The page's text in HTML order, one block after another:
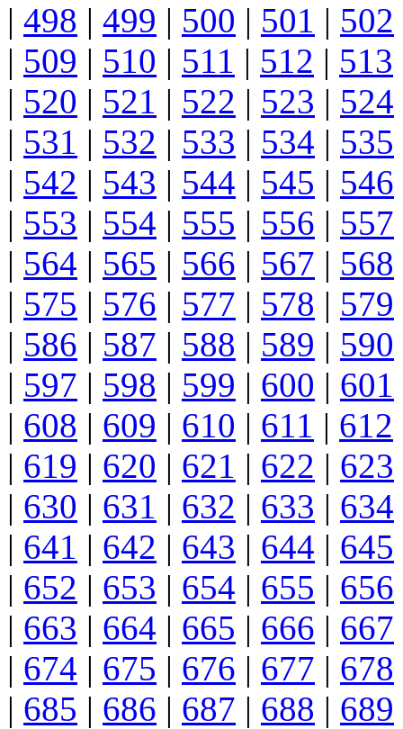
| 498 | 499 | 500 | 501 | 502
| 509 | 510 | 511 | 512 | 513
| 520 | 521 | 522 | 523 | 524
| 531 | 532 | 533 | 534 | 535
| 542 | 543 | 544 | 545 | 546
| 553 | 554 | 555 | 556 | 557
| 564 | 565 | 566 | 567 | 568
| 575 | 576 | 577 | 578 | 579
| 586 | 587 | 588 | 589 | 590
| 597 | 598 | 599 | 600 | 601
| 608 | 609 | 610 | 611 | 612
| 619 | 620 | 621 | 622 | 623
| 630 | 631 | 632 | 633 | 634
| 641 | 642 | 643 | 644 | 645
| 652 | 653 | 654 | 655 | 656
| 663 | 664 | 665 | 666 | 667
| 674 | 675 | 676 | 677 | 678
| 685 | 686 | 687 | 688 | 689